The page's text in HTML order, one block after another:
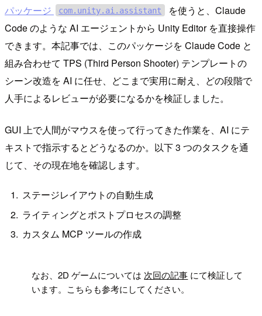
パッケージ
com.unity.ai.assistant
を使うと、Claude
Code のような AI エージェントから Unity Editor を直接操作
できます。本記事では、このパッケージを Claude Code と
組み合わせて TPS (Third Person Shooter) テンプレートの
シーン改造を AI に任せ、どこまで実用に耐え、どの段階で
人手によるレビューが必要になるかを検証しました。
GUI 上で人間がマウスを使って行ってきた作業を、AI にテ
キストで指示するとどうなるのか。以下 3 つのタスクを通
じて、その現在地を確認します。
ステージレイアウトの自動生成
ライティングとポストプロセスの調整
カスタム MCP ツールの作成
なお、2D ゲームについては 次回の記事 にて検証して
います。こちらも参考にしてください。